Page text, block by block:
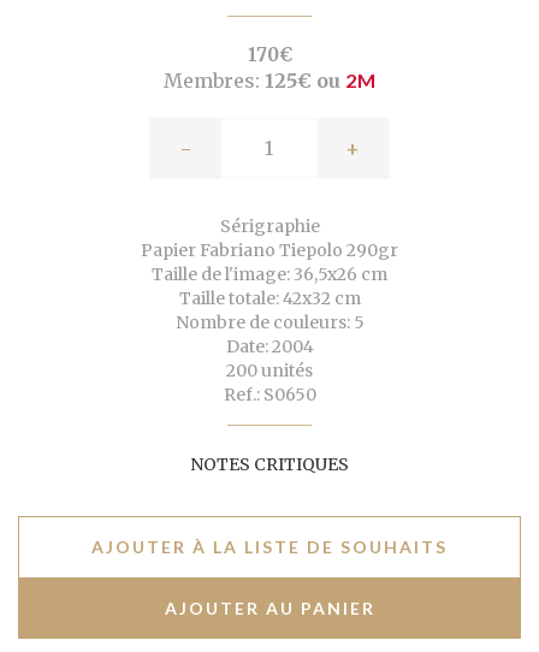
170€
Membres: 125€ ou 2M
- +
Sérigraphie
Papier Fabriano Tiepolo 290gr
Taille de l'image: 36,5x26 cm
Taille totale: 42x32 cm
Nombre de couleurs: 5
Date: 2004
200 unités
Ref.: S0650
NOTES CRITIQUES
AJOUTER À LA LISTE DE SOUHAITS